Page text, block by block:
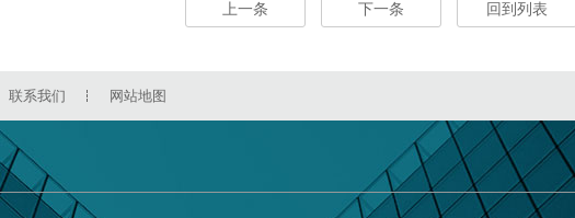
上一条 下一条 回到列表
联系我们 网站地图